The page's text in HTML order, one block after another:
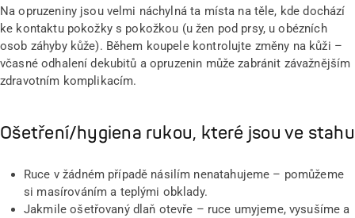
Na opruzeniny jsou velmi náchylná ta místa na těle, kde dochází
ke kontaktu pokožky s pokožkou (u žen pod prsy, u obézních
osob záhyby kůže). Během koupele kontrolujte změny na kůži –
včasné odhalení dekubitů a opruzenin může zabránit závažnějším
zdravotním komplikacím.
Ošetření/hygiena rukou, které jsou ve stahu
Ruce v žádném případě násilím nenatahujeme – pomůžeme
si masírováním a teplými obklady.
Jakmile ošetřovaný dlaň otevře – ruce umyjeme, vysušíme a